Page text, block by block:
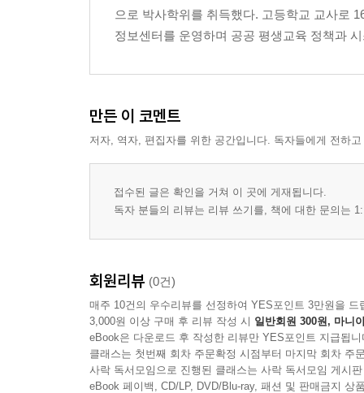
01. 부모는 아이의 첫 번째 학교다 61
02. 아이를 믿어주는 힘 63
06. 사랑과 원칙을 함께 가르쳐라 71
07. 부모의 삶이 최고의 교육이다 73
08. 아이의 가능성을 먼저 보라 75
09. 실패를 두려워하지 않게 하라 77
10. 자녀를 비교하지 마라 79
제3장 자존감 높은 아이가 결국 성공한다 87
01. 자존감은 최고의 경쟁력이다 89
02. 사랑받고 있다는 확신 심어주기 91
03. 자존감 높은 아이의 특징 93
04. 자신감과 자존감의 차이 96
으로 박사학위를 취득했다. 고등학교 교사로
정보센터를 운영하며 공공 평생교육 정책과
만든 이 코멘트
저자, 역자, 편집자를 위한 공간입니다. 독자들에게 전하
접수된 글은 확인을 거쳐 이 곳에 게재됩니다.
독자 분들의 리뷰는 리뷰 쓰기를, 책에 대한 문의는
회원리뷰 (0건)
매주 10건의 우수리뷰를 선정하여 YES포인트 3만원을 드
3,000원 이상 구매 후 리뷰 작성 시 일반회원 300원, 마니
eBook은 다운로드 후 작성한 리뷰만 YES포인트 지급됩니
클래스는 첫번째 회차 주문확정 시점부터 마지막 회차 주
사락 독서모임으로 진행된 클래스는 사락 독서모임 게시
eBook 페이백, CD/LP, DVD/Blu-ray, 패션 및 판매금지 상